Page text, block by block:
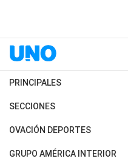
PRINCIPALES
Últimas Noticias
Política
SECCIONES
Horóscopo
Motores
OVACIÓN DEPORTES
Fútbol
GRUPO AMÉRICA INTERIOR